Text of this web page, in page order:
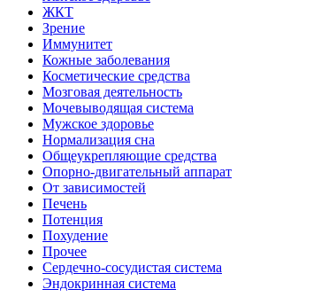
ЖКТ
Зрение
Иммунитет
Кожные заболевания
Косметические средства
Мозговая деятельность
Мочевыводящая система
Мужское здоровье
Нормализация сна
Общеукрепляющие средства
Опорно-двигательный аппарат
От зависимостей
Печень
Потенция
Похудение
Прочее
Сердечно-сосудистая система
Эндокринная система